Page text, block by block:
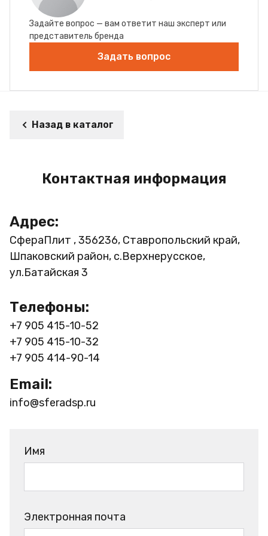
Задайте вопрос — вам ответит наш эксперт или
представитель бренда
Задать вопрос
Назад в каталог
Контактная информация
Адрес:
СфераПлит , 356236, Ставропольский край,
Шпаковский район, с.Верхнерусское,
ул.Батайская 3
Телефоны:
+7 905 415-10-52
+7 905 415-10-32
+7 905 414-90-14
Email:
info@sferadsp.ru
Имя
Электронная почта